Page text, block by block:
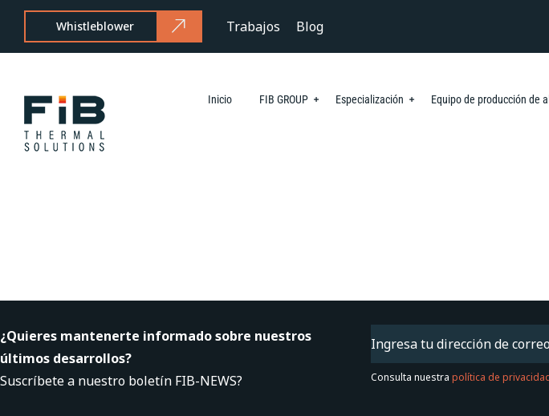
Whistleblower Trabajos Blog
Inicio FIB GROUP Especialización Equipo de producción de
¿Quieres mantenerte informado sobre nuestros
últimos desarrollos?
Suscríbete a nuestro boletín FIB-NEWS?
Email (Obligatorio)
Consulta nuestrapolítica de